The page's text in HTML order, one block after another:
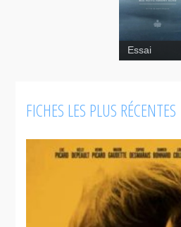
feront écho
Essai
FICHES LES PLUS RÉCENTES